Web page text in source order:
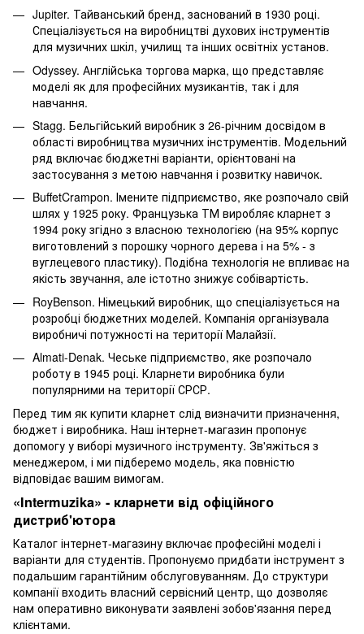
Jupiter. Тайванський бренд, заснований в 1930 році.
Спеціалізується на виробництві духових інструментів
для музичних шкіл, училищ та інших освітніх установ.
Odyssey. Англійська торгова марка, що представляє
моделі як для професійних музикантів, так і для
навчання.
Stagg. Бельгійський виробник з 26-річним досвідом в
області виробництва музичних інструментів. Модельний
ряд включає бюджетні варіанти, орієнтовані на
застосування з метою навчання і розвитку навичок.
BuffetCrampon. Імените підприємство, яке розпочало свій
шлях у 1925 року. Французька ТМ виробляє кларнет з
1994 року згідно з власною технологією (на 95% корпус
виготовлений з порошку чорного дерева і на 5% - з
вуглецевого пластику). Подібна технологія не впливає на
якість звучання, але істотно знижує собівартість.
RoyBenson. Німецький виробник, що спеціалізується на
розробці бюджетних моделей. Компанія організувала
виробничі потужності на території Малайзії.
Almati-Denak. Чеське підприємство, яке розпочало
роботу в 1945 році. Кларнети виробника були
популярними на території СРСР.
Перед тим як купити кларнет слід визначити призначення,
бюджет і виробника. Наш інтернет-магазин пропонує
допомогу у виборі музичного інструменту. Зв'яжіться з
менеджером, і ми підберемо модель, яка повністю
відповідає вашим вимогам.
«Intermuzika» - кларнети від офіційного
дистриб'ютора
Каталог інтернет-магазину включає професійні моделі і
варіанти для студентів. Пропонуємо придбати інструмент з
подальшим гарантійним обслуговуванням. До структури
компанії входить власний сервісний центр, що дозволяє
нам оперативно виконувати заявлені зобов'язання перед
клієнтами.